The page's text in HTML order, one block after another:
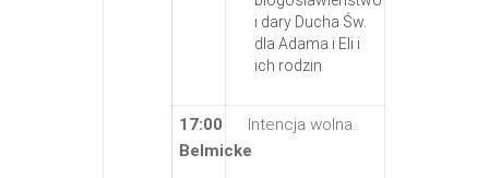
i dary Ducha Św.
dla Adama i Eli i
ich rodzin
17:00
Belmicke
Intencja wolna.